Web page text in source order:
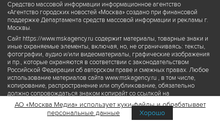
Средство массовой информации информационное агентство
«Агентство городских новостей «Москва» создано при финансовой
поддержке Департамента средств массовой информации и рекламы г.
Москвы.
Сайт https://www.mskagency.ru содержит материалы, товарные знаки и
иные охраняемые элементы, включая, но, не ограничиваясь: тексты,
фотографии, аудио и/или видеоматериалы, графические изображения
и пр., которые охраняются в соответствии с законодательством
Российской Федерации об авторском праве и смежных правах. Любое
использование материалов сайта www.mskagency.ru , в том числе,
копирование, распространение или опубликование, обязательно
должно сопровождаться знаком копирайт со ссылкой на
правообладателя © АО «Москва Медиа», а также гиперссылкой на сайт
www.mskagency.ru как на первоисточник информации. Переработка
материалов сайта www.mskagency.ru не допускается.
АО «Москва Медиа» использует куки-файлы и обрабатывает
персональные данные
Хорошо